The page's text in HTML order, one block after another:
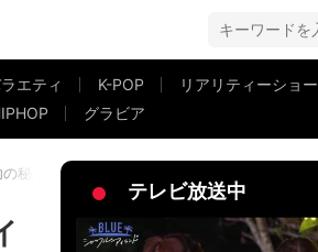
エティ K-POP リアリティーショー
グラビア
秘訣を明かす
テレビ放送中